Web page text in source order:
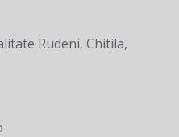
Rudeni, Chitila,